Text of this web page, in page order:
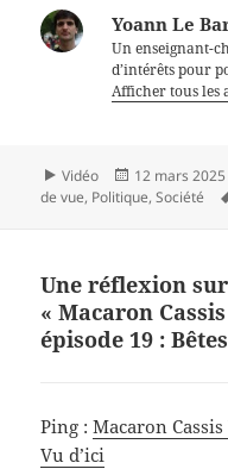
des gauchistes, Baphomet, en
tant que…
Yoann Le
Un enseignant-
d’intérêts pour
Afficher tous les
Format
Vidéo
Publié
le
12 mars 2025
de vue, Politique,Société
Une réflexion sur
« Macaron
épisode 19 :
Ping :Macaron
Vu d’ici